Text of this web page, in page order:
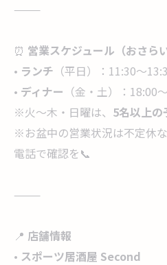
⸻
⏰ 営業スケジュール（おさらい
• ランチ （平日）：11:30〜
• ディナー （金・土）：18:00
※火〜木・日曜は、 5名以上の
※お盆中の営業状況は不定休
電話で確認を📞
⸻
📍 店舗情報
• スポーツ居酒屋 Second